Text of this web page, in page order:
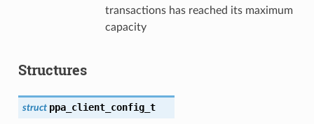
transactions has reached its maximum
capacity
Structures
struct ppa_client_config_t